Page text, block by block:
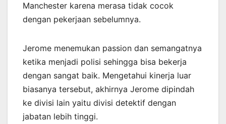
Manchester karena merasa tidak cocok
dengan pekerjaan sebelumnya.
Jerome menemukan passion dan semangatnya
ketika menjadi polisi sehingga bisa bekerja
dengan sangat baik. Mengetahui kinerja luar
biasanya tersebut, akhirnya Jerome dipindah
ke divisi lain yaitu divisi detektif dengan
jabatan lebih tinggi.